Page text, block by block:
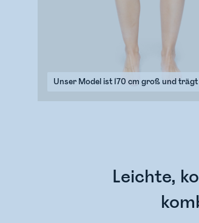
Unser Model ist 170 cm groß und
Leichte,